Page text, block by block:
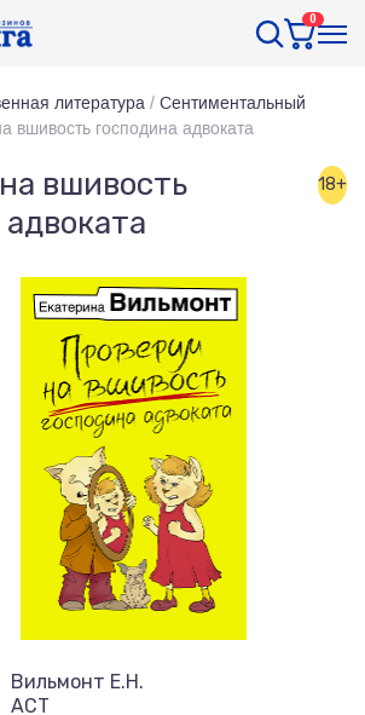
0
литература / Сентиментальный
вшивость господина адвоката
вшивость
18+
Вильмонт Е.Н.
АСТ